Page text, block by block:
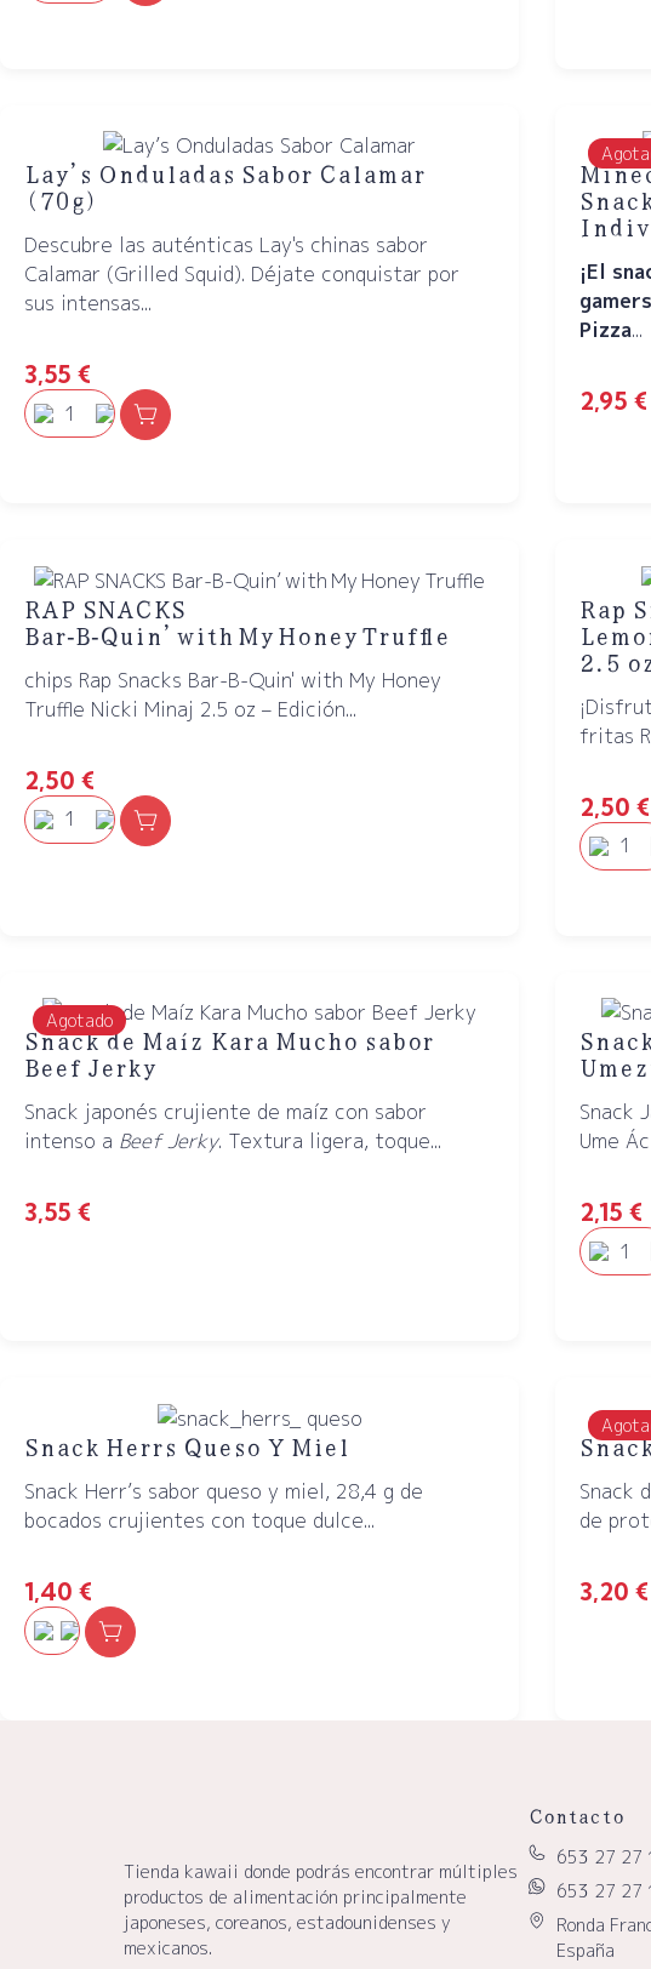
Lay’s Onduladas Sabor Calamar
(70g)
Descubre las auténticas Lay's chinas sabor
Calamar (Grilled Squid). Déjate conquistar por
sus intensas...
3,55 €
¡El
Pizza...
2,95 €
RAP SNACKS
Bar‑B‑Quin’ with My Honey Truffle
chips Rap Snacks Bar-B-Quin' with My Honey
Truffle Nicki Minaj 2.5 oz – Edición...
2,50 €
​Rap
2.5
fritas
2,50 €
Agotado
Snack de Maíz Kara Mucho sabor
Beef Jerky
Snack japonés crujiente de maíz con sabor
intenso a Beef Jerky. Textura ligera, toque...
3,55 €
Snack
Ume
2,15 €
Snack Herrs Queso Y Miel
Snack Herr’s sabor queso y miel, 28,4 g de
bocados crujientes con toque dulce...
1,40 €
Snack
de
3,20 €
Tienda kawaii donde podrás encontrar múltiples
productos de alimentación principalmente
japoneses, coreanos, estadounidenses y
mexicanos.
Contacto
653 27 27
653 27 27
Ronda
España